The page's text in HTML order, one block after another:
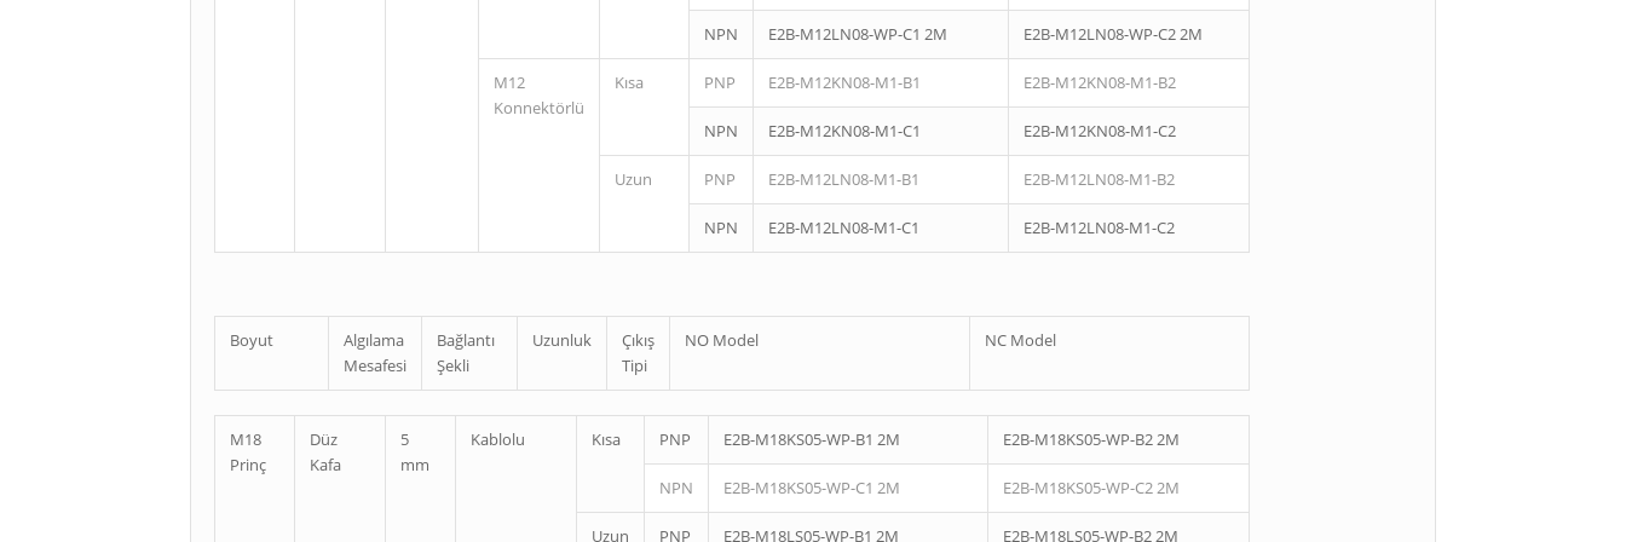
NPN E2B-M12LN08-WP-C1 2M E2B-M12LN08-WP-C2 2M
M12
Konnektörlü
Kısa PNP E2B-M12KN08-M1-B1 E2B-M12KN08-M1-B2
NPN E2B-M12KN08-M1-C1 E2B-M12KN08-M1-C2
Uzun PNP E2B-M12LN08-M1-B1 E2B-M12LN08-M1-B2
NPN E2B-M12LN08-M1-C1 E2B-M12LN08-M1-C2
Boyut
Algılama
Mesafesi
Bağlantı
Şekli
Uzunluk
Çıkış
Tipi
NO Model NC Model
M18
Prinç
Düz
Kafa
5
mm
Kablolu Kısa PNP E2B-M18KS05-WP-B1 2M E2B-M18KS05-WP-B2 2M
NPN E2B-M18KS05-WP-C1 2M E2B-M18KS05-WP-C2 2M
Uzun PNP E2B-M18LS05-WP-B1 2M E2B-M18LS05-WP-B2 2M